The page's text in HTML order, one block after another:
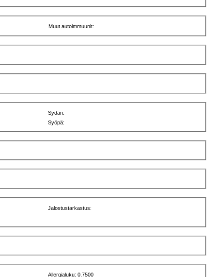
Muut autoimmuunit:
Sydän:
Syöpä:
Jalostustarkastus:
Allergialuku: 0,7500